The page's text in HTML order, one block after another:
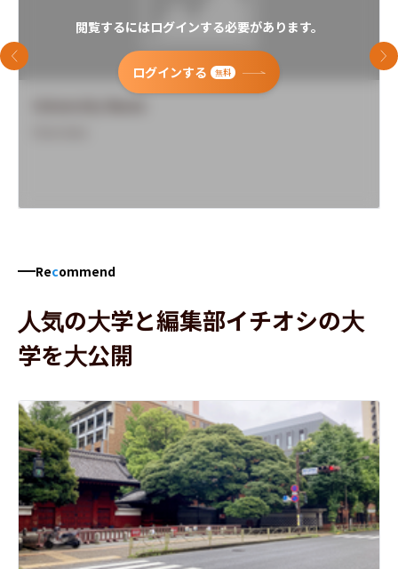
閲覧するにはログインする必要があります。
ログインする 無料
前のスライド 次
Recommend
人気の大学と編集部イチオシの大
学を大公開